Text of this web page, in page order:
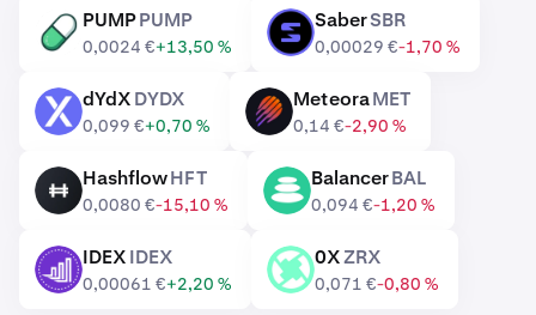
PUMP PUMPPUMP
0,0024 €+13,50 %
SBR SaberSBR
0,00029 €-1,70 %
DYDX dYdXDYDX
0,099 €+0,70 %
MET MeteoraMET
0,14 €-2,90 %
HFT HashflowHFT
0,0080 €-15,10 %
BAL BalancerBAL
0,094 €-1,20 %
IDEX IDEXIDEX
0,00061 €+2,20 %
ZRX 0XZRX
0,071 €-0,80 %